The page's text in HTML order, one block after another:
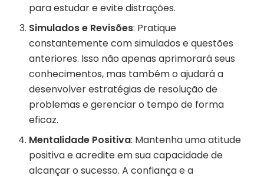
para estudar e evite distrações.
Simulados e Revisões: Pratique
constantemente com simulados e questões
anteriores. Isso não apenas aprimorará seus
conhecimentos, mas também o ajudará a
desenvolver estratégias de resolução de
problemas e gerenciar o tempo de forma
eficaz.
Mentalidade Positiva: Mantenha uma atitude
positiva e acredite em sua capacidade de
alcançar o sucesso. A confiança e a